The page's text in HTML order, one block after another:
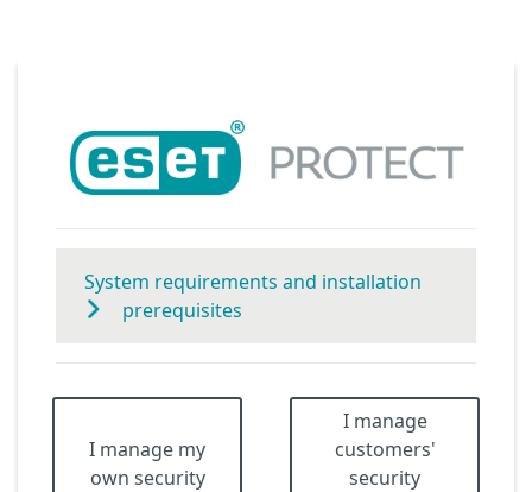
System requirements and installation
prerequisites
I manage my
own security
I manage
customers'
security